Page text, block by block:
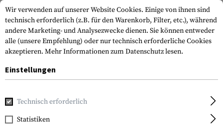
Marken Wiley X
Wir verwenden auf unserer Website Cookies. Einige von ihnen sind
technisch erforderlich (z.B. für den Warenkorb, Filter, etc.), während
andere Marketing- und Analysezwecke dienen. Sie können entweder
alle (unsere Empfehlung) oder nur technisch erforderliche Cookies
akzeptieren. Mehr Informationen zum Datenschutz lesen.
Einstellungen
Technisch erforderlich
Statistiken